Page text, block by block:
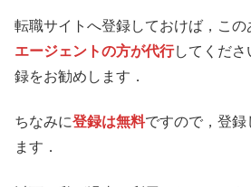
転職サイトへ登録しておけば，この
エージェントの方が代行してくださ
録をお勧めします．
ちなみに登録は無料ですので，登録
ます．